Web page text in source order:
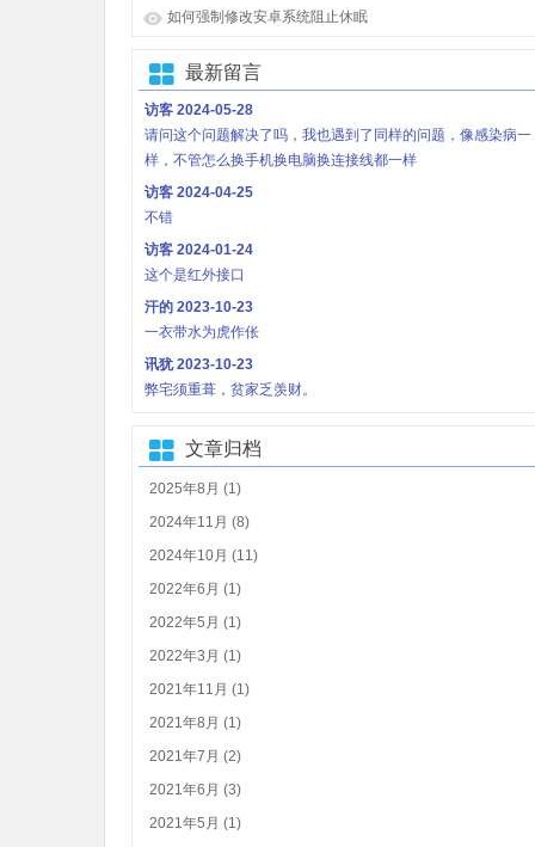
如何强制修改安卓系统阻止休眠
最新留言
访客2024-05-28
请问这个问题解决了吗，我也遇到了同样的问题，像感染病一
样，不管怎么换手机换电脑换连接线都一样
访客2024-04-25
不错
访客2024-01-24
这个是红外接口
汗的2023-10-23
一衣带水为虎作伥
讯犹2023-10-23
弊宅须重葺，贫家乏羡财。
文章归档
2025年8月 (1)
2024年11月 (8)
2024年10月 (11)
2022年6月 (1)
2022年5月 (1)
2022年3月 (1)
2021年11月 (1)
2021年8月 (1)
2021年7月 (2)
2021年6月 (3)
2021年5月 (1)